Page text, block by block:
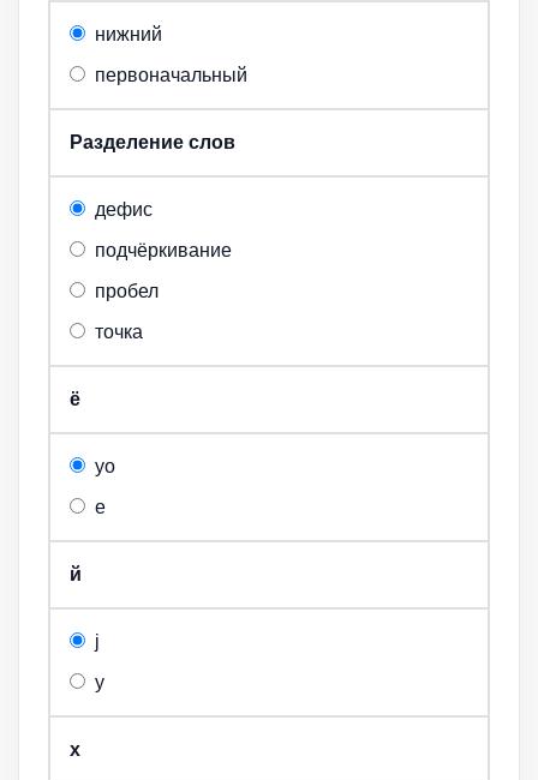
нижний
первоначальный
Разделение слов
дефис
подчёркивание
пробел
точка
ё
yo
e
й
j
y
х